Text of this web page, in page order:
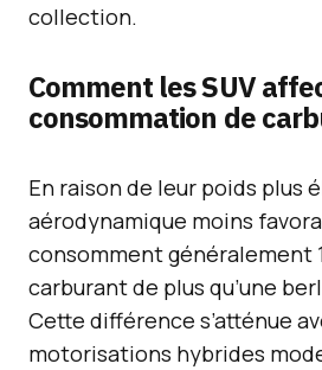
collection.
Comment les SUV
consommation de
En raison de leur poids plus
aérodynamique moins
consomment généralement
carburant de plus qu’une
Cette différence s’atténue
motorisations hybrides